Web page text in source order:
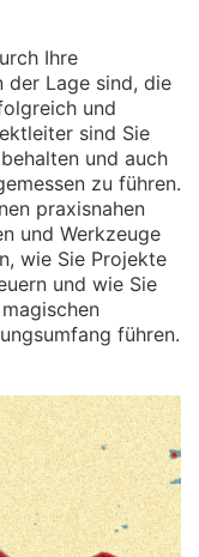
Ihre
der Lage sind, die
und
sind Sie
und auch
zu führen.
praxisnahen
und Werkzeuge
wie Sie Projekte
und wie Sie
führen.